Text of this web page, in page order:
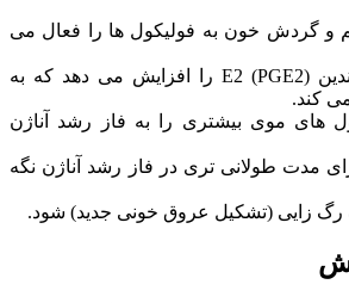
و گردش خون به فولیکول ها را فعال می
سطح پروستاگلاندین E2 (PGE2) را افزایش می دهد که به
کند.
های موی بیشتری را به فاز رشد آناژن
مدت طولانی تری در فاز رشد آناژن نگه
رگ زایی (تشکیل عروق خونی جدید) شود.